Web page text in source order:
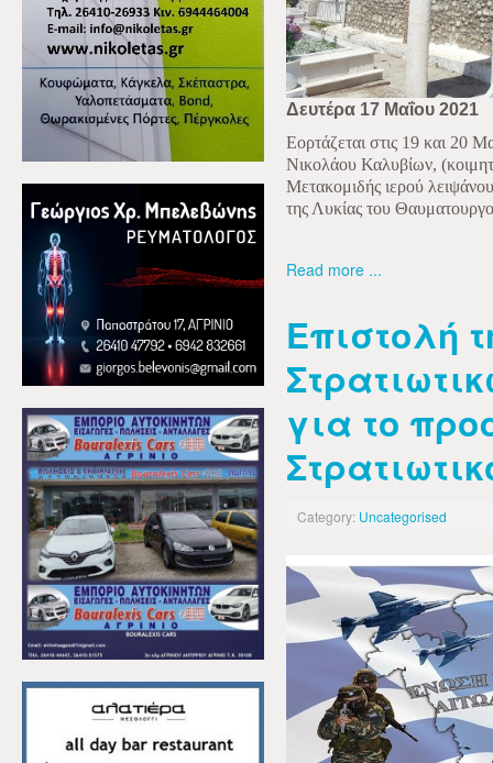
Δευτέρα 17 Μαΐου 2021
Εορτάζεται στις 19 και 20
Νικολάου Καλυβίων,
Μετακομιδής ιερού
της Λυκίας του
Read more ...
Επιστολή
για το
Category: Uncategorised